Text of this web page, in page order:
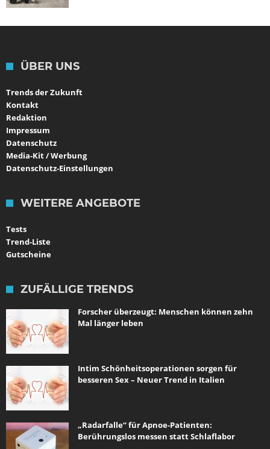
ÜBER UNS
Trends der Zukunft
Kontakt
Redaktion
Impressum
Datenschutz
Media-Kit / Werbung
Datenschutz-Einstellungen
WEITERE ANGEBOTE
Tests
Trend-Liste
Gutscheine
ZUFÄLLIGE TRENDS
Forscher überzeugt: Menschen können zehn
Mal länger leben
Intim Schönheitsoperationen sorgen für
besseren Sex – Neuer Trend in Italien
„Radarfalle“ für Apnoe-Patienten:
Berührungslos messen statt Schlaflabor